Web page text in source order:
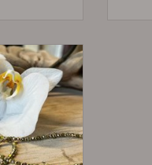
vergoldet
HINZUFÜGEN